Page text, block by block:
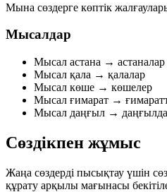
Мына сөздерге көптік
Мысалдар
Мысал астана → астаналар
Мысал қала → қалалар
Мысал көше → көшелер
Мысал ғимарат →
Мысал даңғыл →
Сөздікпен жұмыс
Жаңа сөздерді пысықтау үшін
құрату арқылы мағынасы